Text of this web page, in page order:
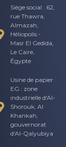
Siège social : 62,
rue Thawra,
Almazah,
Héliopolis -
Masr El Gedida,
Le Caire,
Égypte
Usine de papier
EG : zone
industrielle d'Al-
Shorouk, Al
Khankah,
gouvernorat
d'Al-Qalyubiya